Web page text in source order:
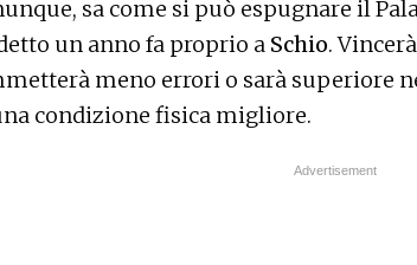
sa come si può espugnare il
un anno fa proprio a Schio.
meno errori o sarà superiore
condizione fisica migliore.